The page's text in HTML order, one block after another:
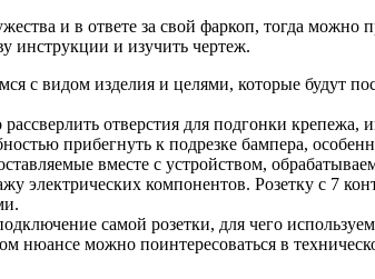
и в ответе за свой фаркоп, тогда можно
инструкции и изучить чертеж.
с видом изделия и целями, которые будут
рассверлить отверстия для подгонки
прибегнуть к подрезке бампера,
вместе с устройством,
электрических компонентов. Розетку с 7
самой розетки, для чего
нюансе можно поинтересоваться в